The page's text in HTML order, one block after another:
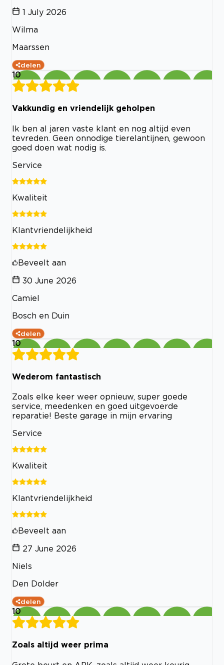
1 July 2026
Wilma
Maarssen
delen
10
Vakkundig en vriendelijk geholpen
Ik ben al jaren vaste klant en nog altijd even
tevreden. Geen onnodige tierelantijnen, gewoon
goed doen wat nodig is.
Service
Kwaliteit
Klantvriendelijkheid
Beveelt aan
30 June 2026
Camiel
Bosch en Duin
delen
10
Wederom fantastisch
Zoals elke keer weer opnieuw, super goede
service, meedenken en goed uitgevoerde
reparatie! Beste garage in mijn ervaring
Service
Kwaliteit
Klantvriendelijkheid
Beveelt aan
27 June 2026
Niels
Den Dolder
delen
10
Zoals altijd weer prima